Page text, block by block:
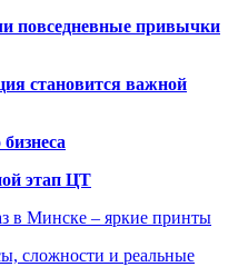
повседневные привычки
становится важной
этап ЦТ
в Минске – яркие принты
сложности и реальные